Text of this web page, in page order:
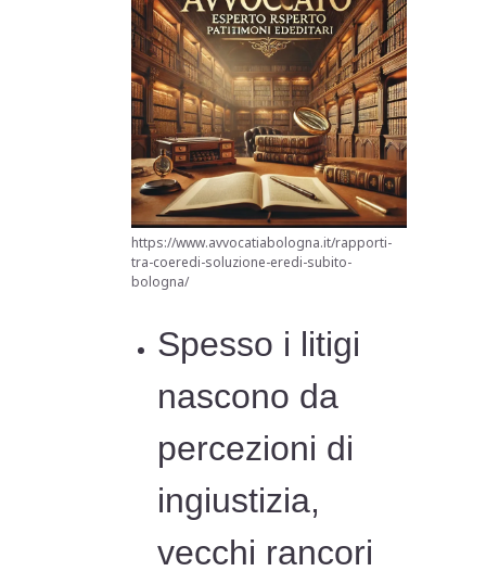
https://www.avvocatiabologna.it/rapporti-
tra-coeredi-soluzione-eredi-subito-
bologna/
Spesso i litigi
nascono da
percezioni di
ingiustizia,
vecchi rancori